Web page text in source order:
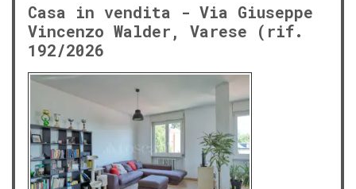
Casa in vendita - Via Giuseppe
Vincenzo Walder, Varese (rif.
192/2026